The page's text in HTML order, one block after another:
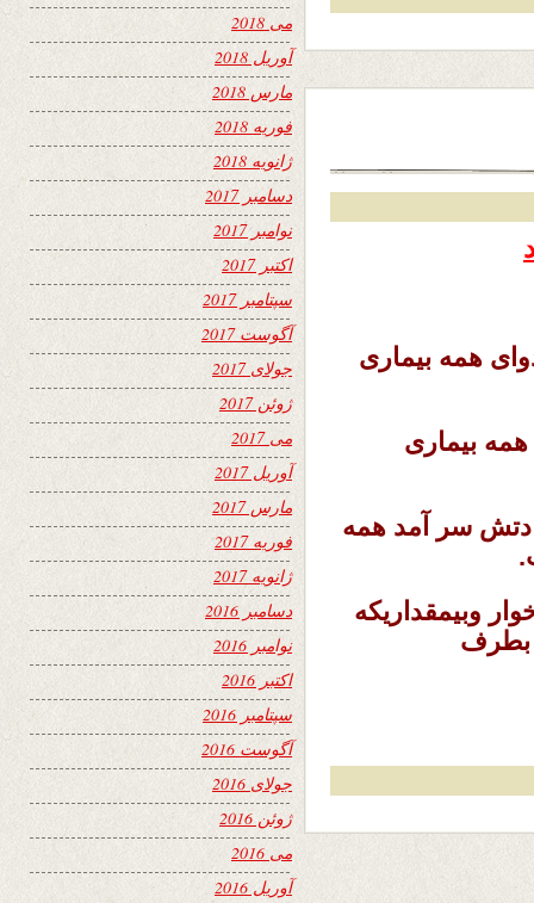
همه بیماری
بیماری
سر آمد همه
وبیمقداریکه
بطرف
می 2018
آوریل 2018
مارس 2018
فوریه 2018
ژانویه 2018
دسامبر 2017
نوامبر 2017
اکتبر 2017
سپتامبر 2017
آگوست 2017
جولای 2017
ژوئن 2017
می 2017
آوریل 2017
مارس 2017
فوریه 2017
ژانویه 2017
دسامبر 2016
نوامبر 2016
اکتبر 2016
سپتامبر 2016
آگوست 2016
جولای 2016
ژوئن 2016
می 2016
آوریل 2016